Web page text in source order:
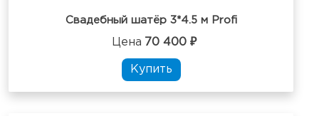
Свадебный шатёр 3*4.5 м Profi
Цена 70 400 ₽
Купить